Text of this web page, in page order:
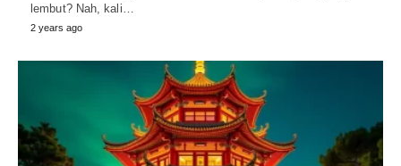
lembut? Nah, kali…
2 years ago